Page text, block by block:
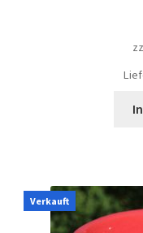
Verkauft